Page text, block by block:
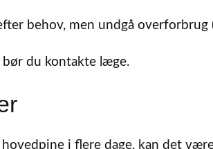
behov, men undgå overforbrug
du kontakte læge.
i flere dage, kan det